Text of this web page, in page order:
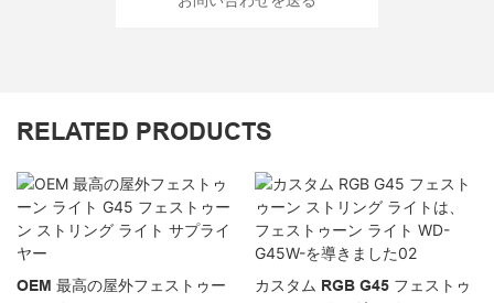
RELATED PRODUCTS
OEM 最高の屋外フェストゥー
カスタム RGB G45 フェストゥ